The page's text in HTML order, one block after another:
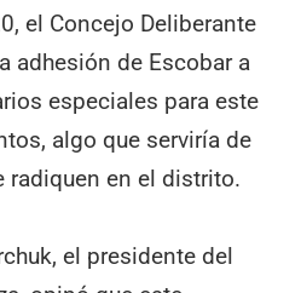
el Concejo Deliberante
adhesión de Escobar a
especiales para este
algo que serviría de
radiquen en el distrito.
el presidente del